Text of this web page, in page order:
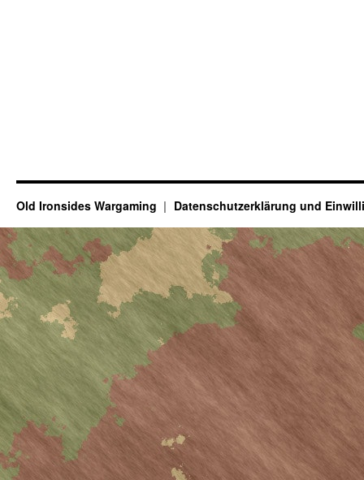
Old Ironsides Wargaming Datenschutzerklärung und